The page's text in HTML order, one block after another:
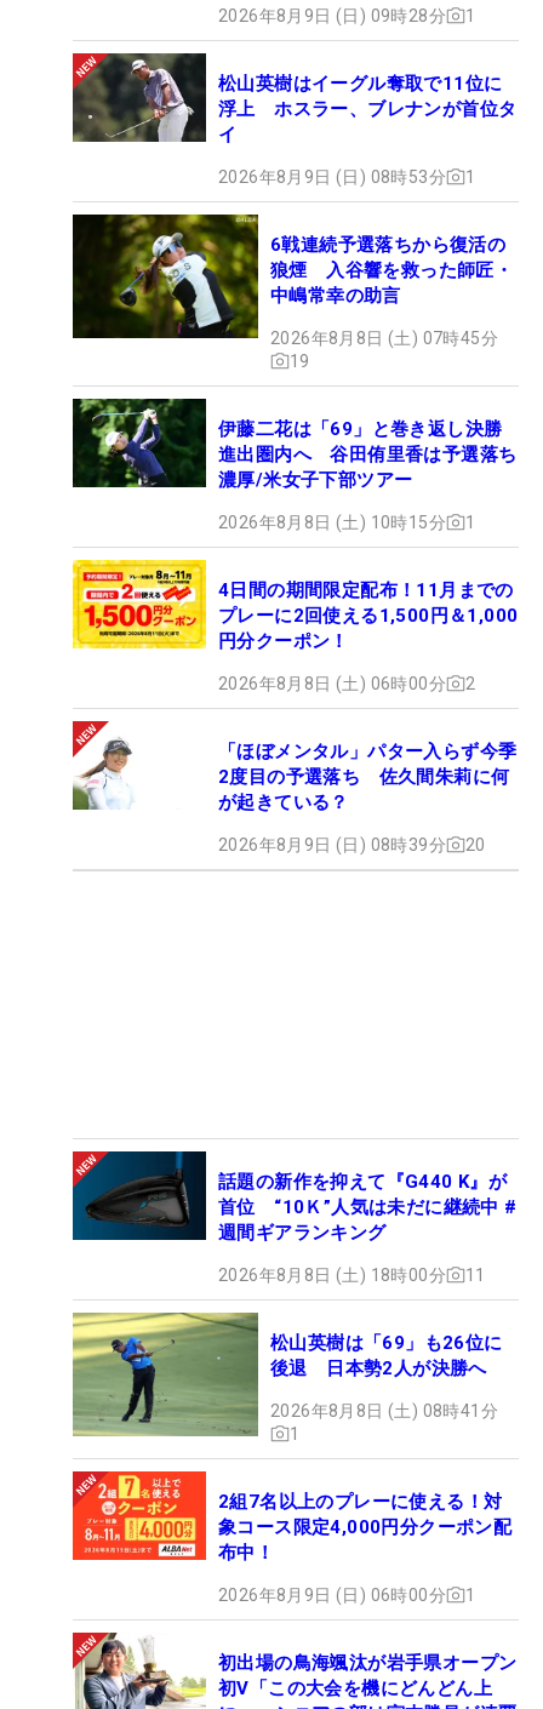
2026年8月9日 (日) 09時28分 1
松山英樹はイーグル奪取で11位に
浮上 ホスラー、ブレナンが首位タ
イ
2026年8月9日 (日) 08時53分 1
6戦連続予選落ちから復活の
狼煙 入谷響を救った師匠・
中嶋常幸の助言
2026年8月8日 (土) 07時45分
19
伊藤二花は「69」と巻き返し決勝
進出圏内へ 谷田侑里香は予選落ち
濃厚/米女子下部ツアー
2026年8月8日 (土) 10時15分 1
4日間の期間限定配布！11月までの
プレーに2回使える1,500円＆1,000
円分クーポン！
2026年8月8日 (土) 06時00分 2
「ほぼメンタル」パター入らず今季
2度目の予選落ち 佐久間朱莉に何
が起きている？
2026年8月9日 (日) 08時39分 20
話題の新作を抑えて『G440 K』が
首位 “10Ｋ”人気は未だに継続中 #
週間ギアランキング
2026年8月8日 (土) 18時00分 11
松山英樹は「69」も26位に
後退 日本勢2人が決勝へ
2026年8月8日 (土) 08時41分
1
2組7名以上のプレーに使える！対
象コース限定4,000円分クーポン配
布中！
2026年8月9日 (日) 06時00分 1
初出場の鳥海颯汰が岩手県オープン
初V「この大会を機にどんどん上